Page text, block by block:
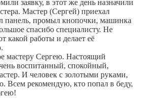
заявку, в этот же день назначили
Мастер (Сергей) приехал
панель, промыл кнопочки, машинка
спасибо специалисту. Не
какой работы и делает её
мастеру Сергею. Настоящий
воспитанный, спокойный,
И человек с золотыми руками,
Всем рекомендую, кто попал в беду,